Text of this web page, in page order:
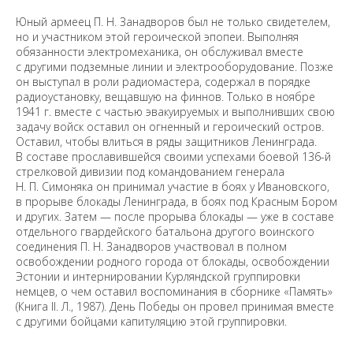
Юный армеец П. Н. Занадворов был не только свидетелем,
но и участником этой героической эпопеи. Выполняя
обязанности электромеханика, он обслуживал вместе
с другими подземные линии и электрооборудование. Позже
он выступал в роли радиомастера, содержал в порядке
радиоустановку, вещавшую на финнов. Только в ноябре
1941 г. вместе с частью эвакуируемых и выполнивших свою
задачу войск оставил он огненный и героический остров.
Оставил, чтобы влиться в ряды защитников Ленинграда.
В составе прославившейся своими успехами боевой 136-й
стрелковой дивизии под командованием генерала
Н. П. Симоняка он принимал участие в боях у Ивановского,
в прорыве блокады Ленинграда, в боях под Красным Бором
и других. Затем — после прорыва блокады — уже в составе
отдельного гвардейского батальона другого воинского
соединения П. Н. Занадворов участвовал в полном
освобождении родного города от блокады, освобождении
Эстонии и интернировании Курляндской группировки
немцев, о чем оставил воспоминания в сборнике «Память»
(Книга II. Л., 1987). День Победы он провел принимая вместе
с другими бойцами капитуляцию этой группировки.